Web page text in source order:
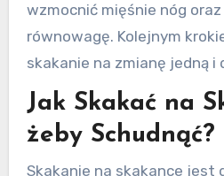
wzmocnić mięśnie nóg
równowagę. Kolejnym
skakanie na zmianę jedną i
Jak Skakać na
żeby Schudnąć?
Skakanie na skakance jest